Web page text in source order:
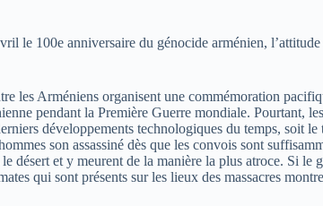
le 100e anniversaire du génocide arménien,
les Arméniens organisent une commémoration
pendant la Première Guerre mondiale. Pourtant,
développements technologiques du temps, soit
son assassiné dès que les convois sont
désert et y meurent de la manière la plus atroce. Si
qui sont présents sur les lieux des massacres